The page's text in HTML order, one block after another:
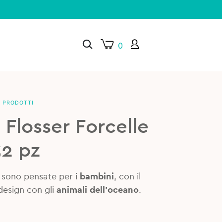
0
Flosser Forcelle
pz
pensate per i bambini, con il
con gli animali dell’oceano.